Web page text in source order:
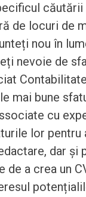
căutării
de locuri de
nou în
nevoie de
mai bune
cu
lor pentru
dar și
de a crea un